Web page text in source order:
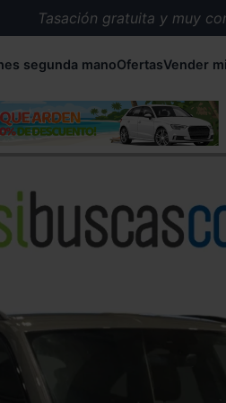
Tasación gratuita y muy
Más de 5.000
Buscamos el coche
Recogemos tu coche en
Compramos tu coche.
segunda manoOfertasVender